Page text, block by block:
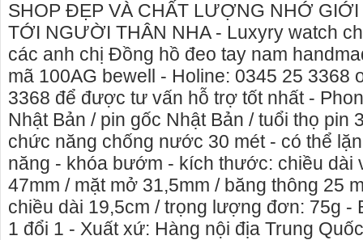
SHOP ĐẸP VÀ CHẤT LƯỢNG NHỚ
TỚI NGƯỜI THÂN NHA - Luxyry watch
các anh chị Đồng hồ đeo tay nam
mã 100AG bewell - Holine: 0345 25 3368
3368 để được tư vấn hỗ trợ tốt nhất -
Nhật Bản / pin gốc Nhật Bản / tuổi thọ pin
chức năng chống nước 30 mét - có thể
năng - khóa bướm - kích thước: chiều dài
47mm / mặt mở 31,5mm / băng thông 25
chiều dài 19,5cm / trọng lượng đơn: 75g -
1 đổi 1 - Xuất xứ: Hàng nội địa Trung